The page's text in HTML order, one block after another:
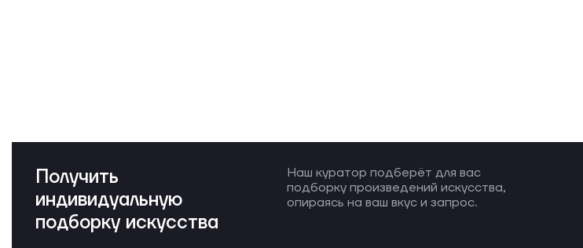
Получить
индивидуальную
подборку искусства
Наш куратор подберёт для вас
подборку произведений искусства,
опираясь на ваш вкус и запрос.